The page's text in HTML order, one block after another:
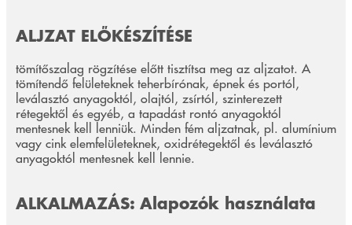
ALJZAT ELŐKÉSZÍTÉSE
tömítőszalag rögzítése előtt tisztítsa meg az aljzatot. A
tömítendő felületeknek teherbírónak, épnek és portól,
leválasztó anyagoktól, olajtól, zsírtól, szinterezett
rétegektől és egyéb, a tapadást rontó anyagoktól
mentesnek kell lenniük. Minden fém aljzatnak, pl. alumínium
vagy cink elemfelületeknek, oxidrétegektől és leválasztó
anyagoktól mentesnek kell lennie.
ALKALMAZÁS: Alapozók használata